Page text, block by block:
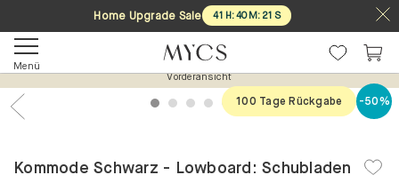
Home Upgrade Sale 41 H:40M: 20 S
Menü
Vorderansicht
1 2 3 4 5 6
100 Tage Rückgabe -50%
Kommode Schwarz - Lowboard: Schubladen